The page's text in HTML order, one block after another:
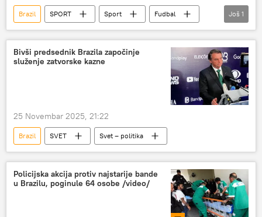
Brazil SPORT Sport
Fudbal
Nejmar
Još 1
Bivši predsednik Brazila započinje
služenje zatvorske kazne
25 Novembar 2025, 21:22
Brazil SVET Svet – politika
Policijska akcija protiv najstarije bande
u Brazilu, poginule 64 osobe /video/